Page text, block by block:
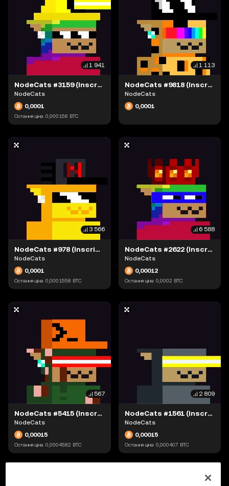
1 941
NodeCats #3159 (Inscription #63881097)
NodeCats
0,0001
Остання ціна 0,000156 BTC
1 113
NodeCats #9818 (Inscription #63897989)
NodeCats
0,0001
3 566
NodeCats #978 (Inscription #63900306)
NodeCats
0,0001
Остання ціна 0,0001558 BTC
6 588
NodeCats #2622 (Inscription #63879135)
NodeCats
0,00012
Остання ціна 0,0002 BTC
567
NodeCats #5415 (Inscription #63868541)
NodeCats
0,00015
Остання ціна 0,0004582 BTC
2 809
NodeCats #1561 (Inscription #63868892)
NodeCats
0,00015
Остання ціна 0,000407 BTC